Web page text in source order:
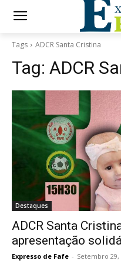
Tags ADCR Santa Cristina
Tag: ADCR
Destaques
ADCR Santa
apresentação
Expresso de Fafe - Setembro 29,